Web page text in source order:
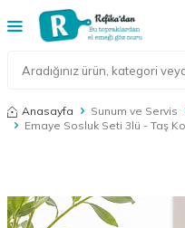
Anasayfa Sunum ve Servis
Emaye Sosluk Seti 3lü - Taş